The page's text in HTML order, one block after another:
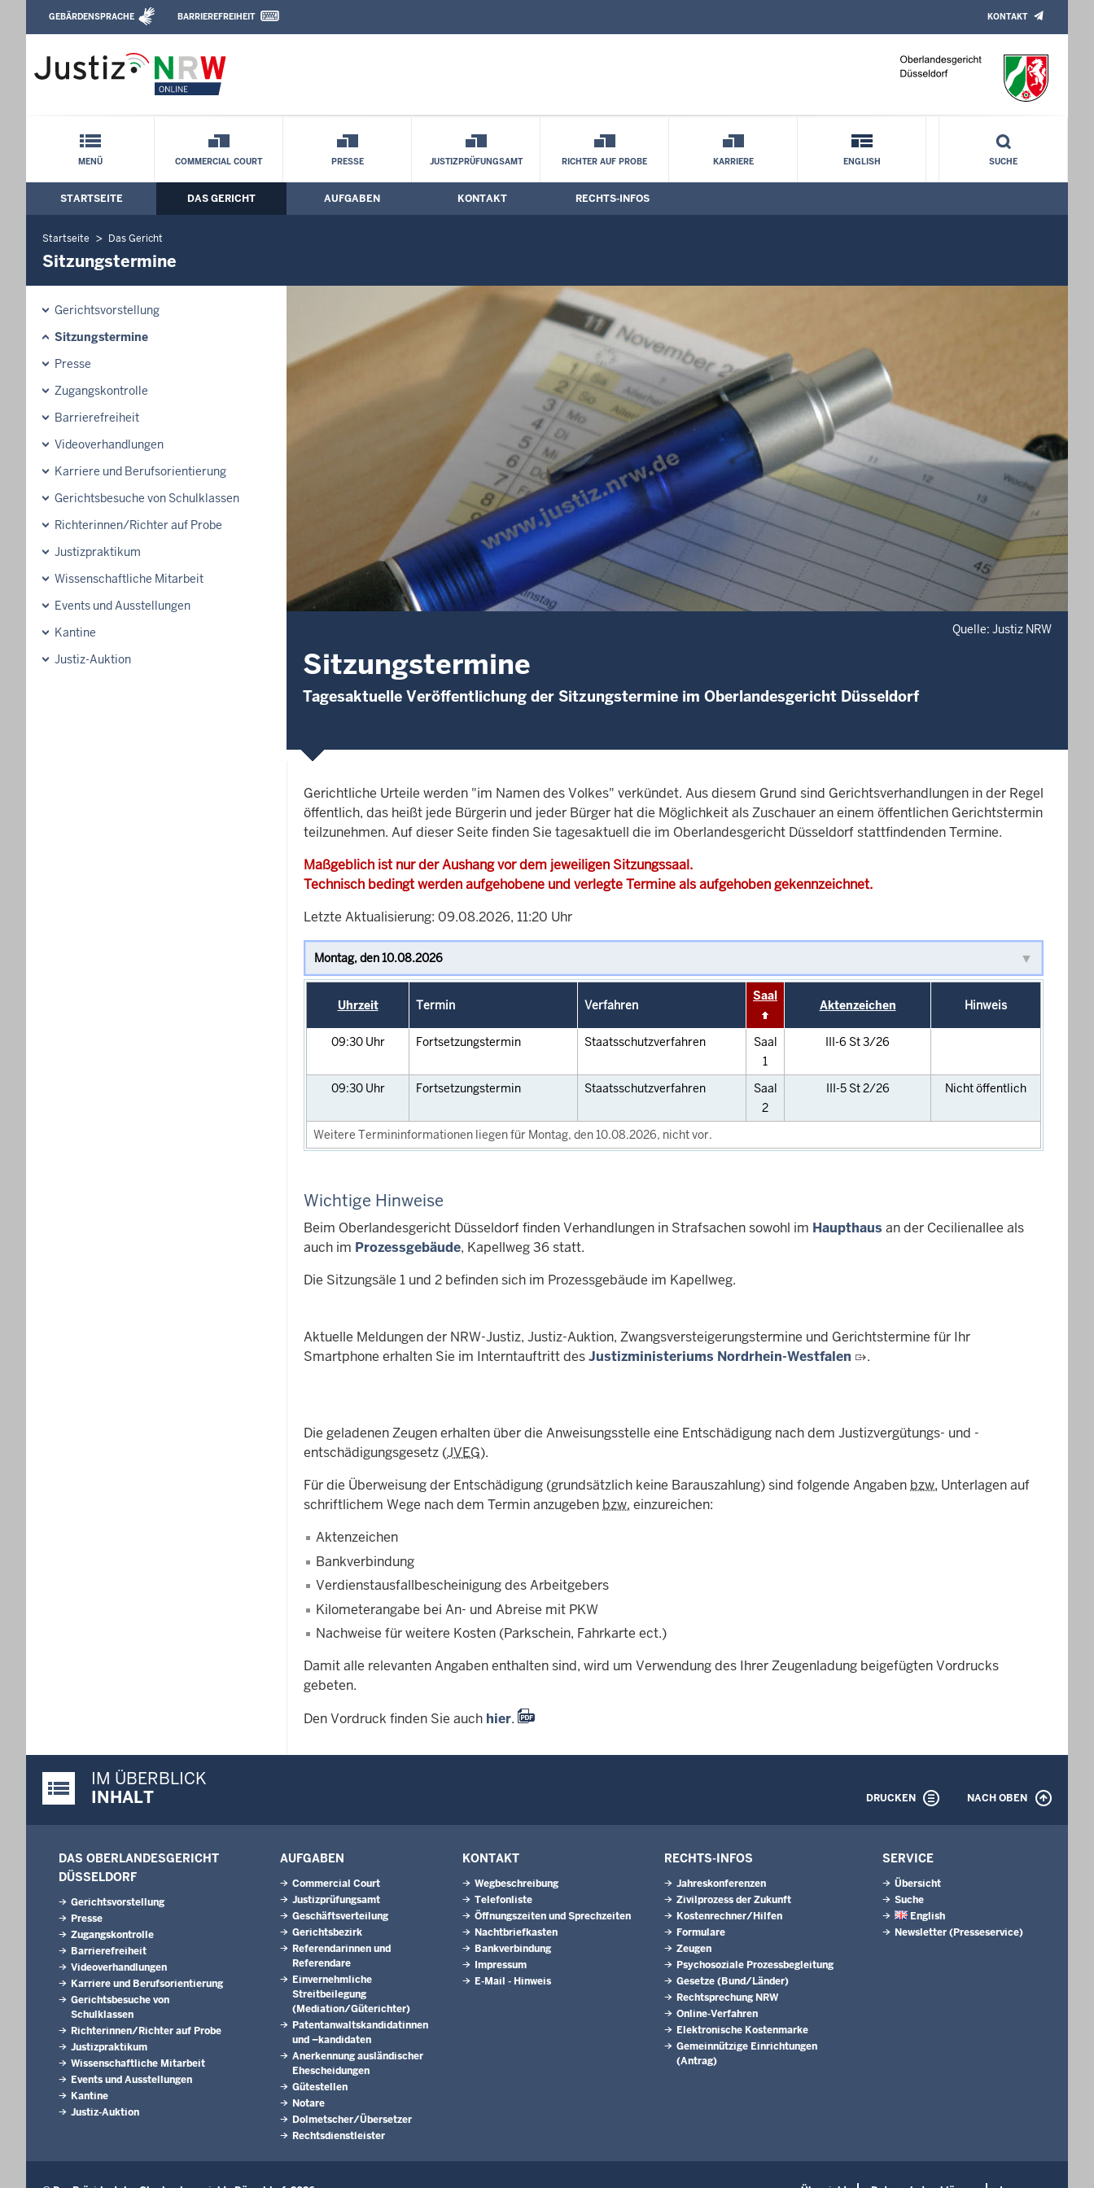
Oberlandesgericht Düsseldorf: Sitzungstermine
Direkt zum Inhalt
Leichte Sprache, Gebärdensprachenvideo und Kontaktformular
GEBÄRDENSPRACHE BARRIEREFREIHEIT KONTAKT
Schnellnavigation mit Volltext-Suche
MENÜ COMMERCIAL COURT PRESSE JUSTIZPRÜFUNGSAMT RICHTER AUF PROBE KARRIERE ENGLISH SUCHE
Hauptmenü: Hauptnavigation
STARTSEITE DAS GERICHT AUFGABEN KONTAKT RECHTS-INFOS
Startseite Das Gericht
Sitzungstermine
Gerichtsvorstellung
Sitzungstermine
Presse
Zugangskontrolle
Barrierefreiheit
Videoverhandlungen
Karriere und Berufsorientierung
Gerichtsbesuche von Schulklassen
Richterinnen/Richter auf Probe
Justizpraktikum
Wissenschaftliche Mitarbeit
Events und Ausstellungen
Kantine
Justiz-Auktion
Quelle: Justiz NRW
Sitzungstermine
Tagesaktuelle Veröffentlichung der Sitzungstermine im Oberlandesgericht Düsseldorf
Gerichtliche Urteile werden "im Namen des Volkes" verkündet. Aus diesem Grund sind Gerichtsverhandlungen in der Regel
öffentlich, das heißt jede Bürgerin und jeder Bürger hat die Möglichkeit als Zuschauer an einem öffentlichen Gerichtstermin
teilzunehmen. Auf dieser Seite finden Sie tagesaktuell die im Oberlandesgericht Düsseldorf stattfindenden Termine.
Maßgeblich ist nur der Aushang vor dem jeweiligen Sitzungssaal.
Technisch bedingt werden aufgehobene und verlegte Termine als aufgehoben gekennzeichnet.
Letzte Aktualisierung: 09.08.2026, 11:20 Uhr
Uhrzeit Termin Verfahren
Saal
Aktenzeichen Hinweis
09:30 Uhr Fortsetzungstermin Staatsschutzverfahren
Saal
1
III-6 St 3/26
09:30 Uhr Fortsetzungstermin Staatsschutzverfahren
Saal
2
III-5 St 2/26 Nicht öffentlich
Weitere Termininformationen liegen für Montag, den 10.08.2026, nicht vor.
Wichtige Hinweise
Beim Oberlandesgericht Düsseldorf finden Verhandlungen in Strafsachen sowohl im Haupthaus an der Cecilienallee als
auch im Prozessgebäude, Kapellweg 36 statt.
Die Sitzungsäle 1 und 2 befinden sich im Prozessgebäude im Kapellweg.
Aktuelle Meldungen der NRW-Justiz, Justiz-Auktion, Zwangsversteigerungstermine und Gerichtstermine für Ihr
Smartphone erhalten Sie im Interntauftritt desJustizministeriums Nordrhein-Westfalen .
Die geladenen Zeugen erhalten über die Anweisungsstelle eine Entschädigung nach dem Justizvergütungs- und -
entschädigungsgesetz (JVEG).
Für die Überweisung der Entschädigung (grundsätzlich keine Barauszahlung) sind folgende Angaben bzw. Unterlagen auf
schriftlichem Wege nach dem Termin anzugeben bzw. einzureichen:
Aktenzeichen
Bankverbindung
Verdienstausfallbescheinigung des Arbeitgebers
Kilometerangabe bei An- und Abreise mit PKW
Nachweise für weitere Kosten (Parkschein, Fahrkarte ect.)
Damit alle relevanten Angaben enthalten sind, wird um Verwendung des Ihrer Zeugenladung beigefügten Vordrucks
gebeten.
Den Vordruck finden Sie auch hier.
Justiz-Portal im Überblick:
IM ÜBERBLICK
INHALT
DRUCKEN NACH OBEN
DAS OBERLANDESGERICHT
DÜSSELDORF
Gerichtsvorstellung
Presse
Zugangskontrolle
Barrierefreiheit
Videoverhandlungen
Karriere und Berufsorientierung
Gerichtsbesuche von
Schulklassen
Richterinnen/Richter auf Probe
Justizpraktikum
Wissenschaftliche Mitarbeit
Events und Ausstellungen
Kantine
Justiz-Auktion
AUFGABEN
Commercial Court
Justizprüfungsamt
Geschäftsverteilung
Gerichtsbezirk
Referendarinnen und
Referendare
Einvernehmliche
Streitbeilegung
(Mediation/Güterichter)
Patentanwaltskandidatinnen
und –kandidaten
Anerkennung ausländischer
Ehescheidungen
Gütestellen
Notare
Dolmetscher/Übersetzer
Rechtsdienstleister
KONTAKT
Wegbeschreibung
Telefonliste
Öffnungszeiten und Sprechzeiten
Nachtbriefkasten
Bankverbindung
Impressum
E-Mail - Hinweis
RECHTS-INFOS
Jahreskonferenzen
Zivilprozess der Zukunft
Kostenrechner/Hilfen
Formulare
Zeugen
Psychosoziale Prozessbegleitung
Gesetze (Bund/Länder)
Rechtsprechung NRW
Online-Verfahren
Elektronische Kostenmarke
Gemeinnützige Einrichtungen
(Antrag)
SERVICE
Übersicht
Suche
English
Newsletter (Presseservice)